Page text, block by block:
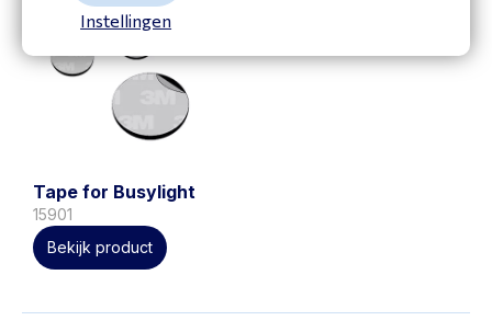
Tape for Busylight
15901
Bekijk product
Instellingen